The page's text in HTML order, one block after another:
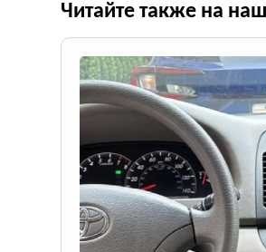
Читайте также на